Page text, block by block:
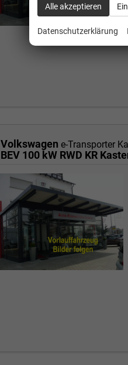
Volkswagen e-Transporter
BEV 100 kW RWD KR
Alle akzeptieren
Datenschutzerklärung